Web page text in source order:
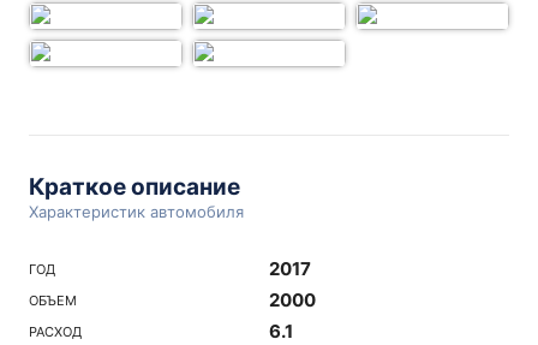
Краткое описание
Характеристик автомобиля
ГОД 2017
ОБЪЕМ 2000
РАСХОД 6.1